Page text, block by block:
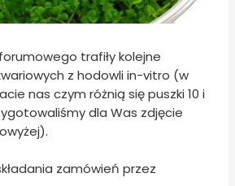
trafiły kolejne
z hodowli in-vitro (w
nas czym różnią się puszki 10 i
dla Was zdjęcie
zamówień przez